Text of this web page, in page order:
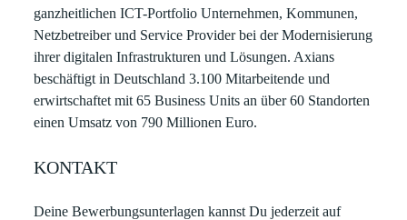
ganzheitlichen ICT-Portfolio Unternehmen, Kommunen,
Netzbetreiber und Service Provider bei der Modernisierung
ihrer digitalen Infrastrukturen und Lösungen. Axians
beschäftigt in Deutschland 3.100 Mitarbeitende und
erwirtschaftet mit 65 Business Units an über 60 Standorten
einen Umsatz von 790 Millionen Euro.
KONTAKT
Deine Bewerbungsunterlagen kannst Du jederzeit auf